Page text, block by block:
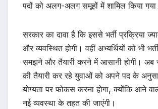
पदों को अलग-अलग समूहों में शामिल किया गया
सरकार का दावा है कि इससे भर्ती प्रक्रिया
और व्यवस्थित होगी। वहीं अभ्यर्थियों को भी
समझने और तैयारी करने में आसानी होगी। अब
की तैयारी कर रहे युवाओं को अपने पद के
योग्यता पर फोकस करना होगा, क्योंकि आने
नई व्यवस्था के तहत की जाएंगी।